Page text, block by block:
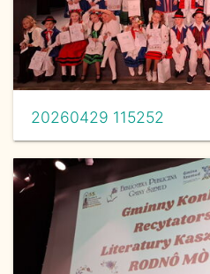
20260429 115252